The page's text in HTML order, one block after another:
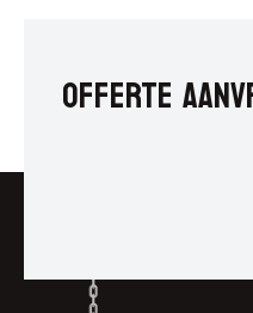
OFFERTE